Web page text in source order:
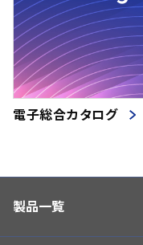
電子総合カタログ
製品一覧